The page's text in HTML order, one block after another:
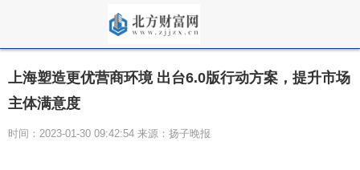
上海塑造更优营商环境 出台6.0版行动方案，提升市场
主体满意度
时间：2023-01-30 09:42:54 来源：扬子晚报